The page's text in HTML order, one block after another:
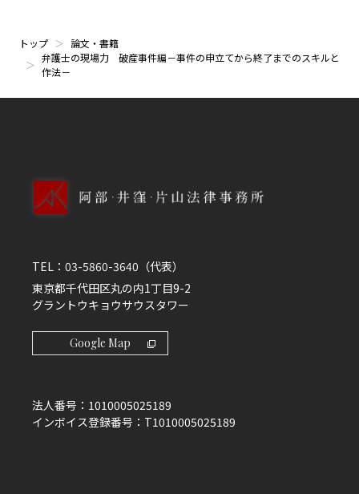
トップ
論文・書籍
弁護士の現場力 破産事件編－事件の申立てから終了までのスキルと
作法－
TEL： 03-5860-3640 （代表）
東京都千代田区丸の内1丁目9-2
グラントウキョウサウスタワー
Google Map
法人番号： 1010005025189
インボイス登録番号： T1010005025189